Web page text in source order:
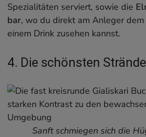
Spezialitäten serviert, sowie die
bar, wo du direkt am Anleger
einem Drink zusehen kannst.
4. Die schönsten Strände
Sanft schmiegen sich die